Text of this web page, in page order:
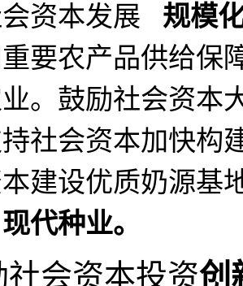
资本发展 规模
要农产品供给保
。鼓励社会资本
社会资本加快构
建设优质奶源基
代种业。
社会资本投资创